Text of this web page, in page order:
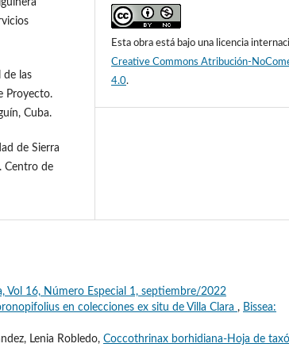
de las
Proyecto.
Cuba.
de Sierra
Centro de
Esta obra está bajo una licencia
Creative Commons Atribución-
4.0.
Vol 16, Número Especial 1, septiembre/2022
en colecciones ex situ de Villa Clara , Bissea:
Lenia Robledo, Coccothrinax borhidiana-Hoja de